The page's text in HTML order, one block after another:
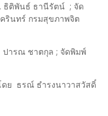
ธิติพันธ์ ธานีรัตน์ ; จัด
รินทร์ กรมสุขภาพจิต
ารณ ชาตกุล ; จัดพิมพ์
ดย ธรณ์ ธำรงนาวาสวัสดิ์